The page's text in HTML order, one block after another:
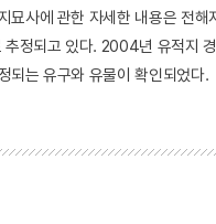
묘사에 관한 자세한 내용은 전해
추정되고 있다. 2004년 유적지
되는 유구와 유물이 확인되었다.